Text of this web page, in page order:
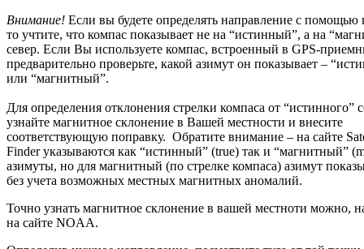
Внимание! Если вы будете определять направление с помощью
то учтите, что компас показывает не на “истинный”, а на
север. Если Вы используете компас, встроенный в GPS-
предварительно проверьте, какой азимут он показывает –
или “магнитный”.
Для определения отклонения стрелки компаса от “истинного”
узнайте магнитное склонение в Вашей местности и внесите
соответствующую поправку. Обратите внимание – на сайте
Finder указываются как “истинный” (true) так и “магнитный”
азимуты, но для магнитный (по стрелке компаса) азимут
без учета возможных местных магнитных аномалий.
Точно узнать магнитное склонение в вашей местноти можно,
на сайте NOAA.